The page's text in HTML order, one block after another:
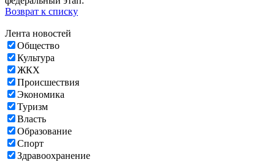
Возврат к списку
Лента новостей
Общество
Культура
ЖКХ
Происшествия
Экономика
Туризм
Власть
Образование
Спорт
Здравоохранение